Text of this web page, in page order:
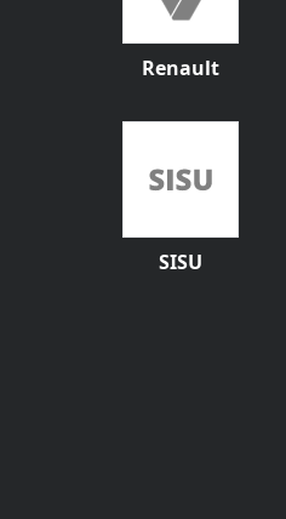
Renault
SISU